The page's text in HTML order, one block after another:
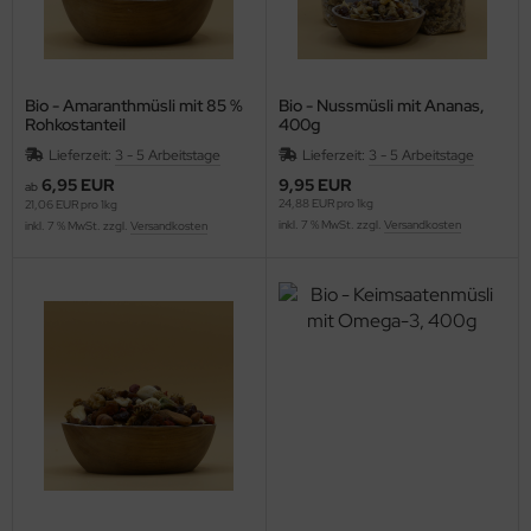
Bio - Amaranthmüsli mit 85 %
Rohkostanteil
Lieferzeit: 3 - 5 Arbeitstage
ab 6,95 EUR
21,06 EUR pro 1kg
inkl. 7 % MwSt. zzgl. Versandkosten
Bio - Nussmüsli mit Ananas,
400g
Lieferzeit: 3 - 5 Arbeitstage
9,95 EUR
24,88 EUR pro 1kg
inkl. 7 % MwSt. zzgl. Versandkosten